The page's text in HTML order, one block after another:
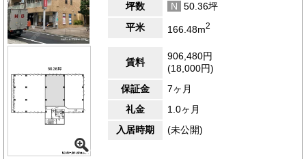
坪数
N
50.36坪
平米
166.48m2
賃料
906,480円
(18,000円)
保証金
7ヶ月
礼金
1.0ヶ月
入居時期
(未公開)